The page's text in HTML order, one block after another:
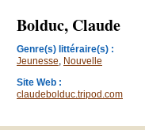
Bolduc, Claude
Genre(s) littéraire(s) :
Jeunesse, Nouvelle
Site Web :
claudebolduc.tripod.com